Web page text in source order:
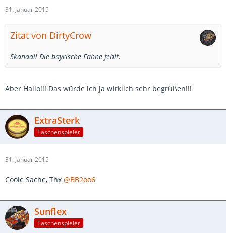
31. Januar 2015
Zitat von DirtyCrow
Skandal! Die bayrische Fahne fehlt.
Aber Hallo!!! Das würde ich ja wirklich sehr begrüßen!!!
ExtraSterk
Taschenspieler
31. Januar 2015
Coole Sache, Thx @BB2oo6
Sunflex
Taschenspieler